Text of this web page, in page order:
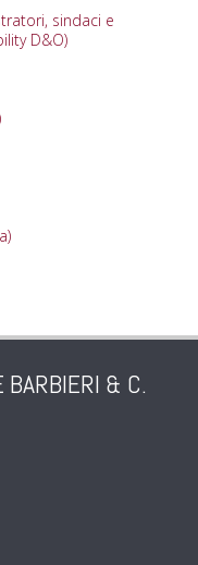
sindaci e
D&O)
BARBIERI & C.